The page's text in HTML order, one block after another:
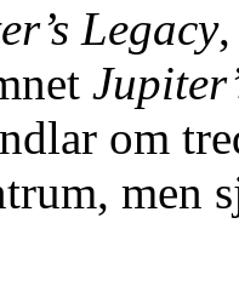
Legacy
om
men